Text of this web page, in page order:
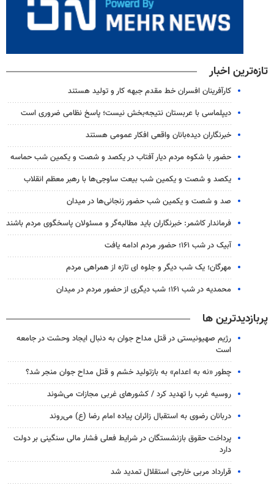
تازه‌ترین اخبار
کارآفرینان افسران خط مقدم جبهه کار و تولید هستند
دیپلماسی با عربستان نتیجه‌بخش نیست؛ پاسخ نظامی ضروری است
خبرنگاران دیده‌بانان واقعی افکار عمومی هستند
حضور با شکوه مردم دیار آفتاب در یکصد و شصت و یکمین شب حماسه
یکصد و شصت و یکمین شب بیعت ساوجی‌ها با رهبر معظم انقلاب
صد و شصت و یکمین شب حضور زنجانی‌ها در میدان
فرماندار کاشمر: خبرنگاران باید مطالبه‌گر و مسئولان پاسخگوی مردم باشند
آبیک در شب ۱۶۱؛ حضور مردم ادامه یافت
مهرگان؛ یک شب دیگر و جلوه ای تازه از همراهی مردم
محمدیه در شب ۱۶۱؛ شب دیگری از حضور مردم در میدان
پربازدیدترین ها
رژیم صهیونیستی در قتل مداح جوان به دنبال ایجاد وحشت در جامعه
است
چطور «نه به اعدام» به بازتولید خشم و قتل مداح جوان منجر شد؟
روسیه غرب را تهدید کرد / کشورهای غربی مجازات می‌شوند
دربانان رضوی به استقبال زائران پیاده امام رضا (ع) می‌روند
پرداخت حقوق بازنشستگان در شرایط فعلی فشار مالی سنگینی بر دولت
دارد
قرارداد مربی خارجی استقلال تمدید شد